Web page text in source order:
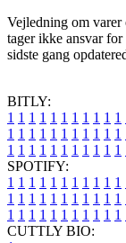
Vejledning om
tager ikke ansvar
sidste gang
BITLY:
1 1 1 1 1 1 1 1 1 1 1
1 1 1 1 1 1 1 1 1 1 1
1 1 1 1 1 1 1 1 1 1 1
SPOTIFY:
1 1 1 1 1 1 1 1 1 1 1
1 1 1 1 1 1 1 1 1 1 1
1 1 1 1 1 1 1 1 1 1 1
CUTTLY BIO: